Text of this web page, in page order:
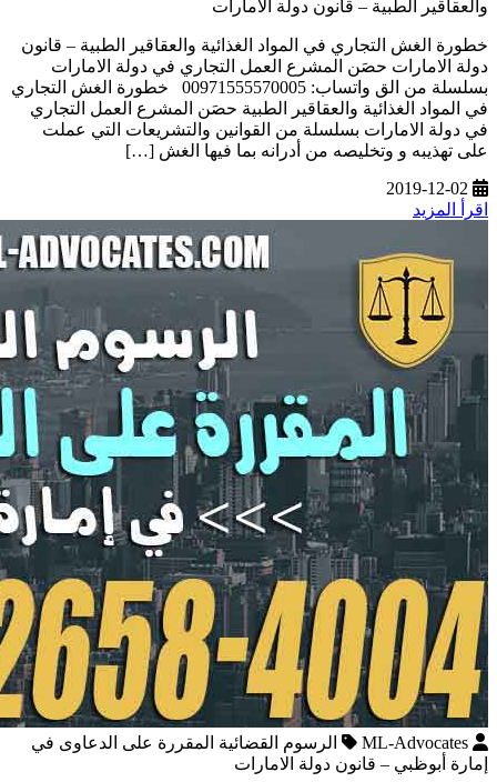
والعقاقير الطبية – قانون دولة الامارات
خطورة الغش التجاري في المواد الغذائية والعقاقير الطبية – قانون
دولة الامارات حصَن المشرع العمل التجاري في دولة الامارات
بسلسلة من الق واتساب: 00971555570005 خطورة الغش التجاري
في المواد الغذائية والعقاقير الطبية حصَن المشرع العمل التجاري
في دولة الامارات بسلسلة من القوانين والتشريعات التي عملت
على تهذيبه و وتخليصه من أدرانه بما فيها الغش […]
2019-12-02
اقرأ المزيد
ML-Advocates
الرسوم القضائية المقررة على الدعاوى في
إمارة أبوظبي – قانون دولة الامارات